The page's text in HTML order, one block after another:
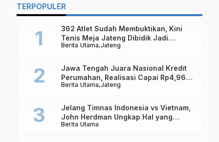
TERPOPULER
Berita Utama Jateng
362 Atlet Sudah Membuktikan, Kini
Tenis Meja Jateng Dibidik Jadi
Kekuatan Nasional
Berita Utama Jateng
Jawa Tengah Juara Nasional Kredit
Perumahan, Realisasi Capai Rp4,96
Triliun
Berita Utama
Jelang Timnas Indonesia vs Vietnam,
John Herdman Ungkap Hal yang
Dipertaruhkan